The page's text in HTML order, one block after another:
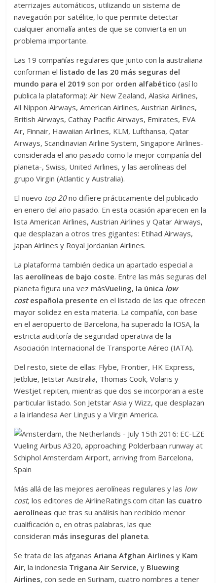
aterrizajes automáticos, utilizando un sistema de
navegación por satélite, lo que permite detectar
cualquier anomalía antes de que se convierta en un
problema importante.
Las 19 compañías regulares que junto con la australiana
conforman el listado de las 20 más seguras del
mundo para el 2019 son por orden alfabético(así lo
publica la plataforma): Air New Zealand, Alaska Airlines,
All Nippon Airways, American Airlines, Austrian Airlines,
British Airways, Cathay Pacific Airways, Emirates, EVA
Air, Finnair, Hawaiian Airlines, KLM, Lufthansa, Qatar
Airways, Scandinavian Airline System, Singapore Airlines-
considerada el año pasado como la mejor compañía del
planeta-, Swiss, United Airlines, y las aerolíneas del
grupo Virgin (Atlantic y Australia).
El nuevo top 20no difiere prácticamente del publicado
en enero del año pasado. En esta ocasión aparecen en la
lista American Airlines, Austrian Airlines y Qatar Airways,
que desplazan a otros tres gigantes: Etihad Airways,
Japan Airlines y Royal Jordanian Airlines.
La plataforma también dedica un apartado especial a
las aerolíneas de bajo coste. Entre las más seguras del
planeta figura una vez másVueling, la única low
costespañola presenteen el listado de las que ofrecen
mayor solidez en esta materia. La compañía, con base
en el aeropuerto de Barcelona, ha superado la IOSA, la
estricta auditoría de seguridad operativa de la
Asociación Internacional de Transporte Aéreo (IATA).
Del resto, siete de ellas: Flybe, Frontier, HK Express,
Jetblue, Jetstar Australia, Thomas Cook, Volaris y
Westjet repiten, mientras que dos se incorporan a este
particular listado. Son Jetstar Asia y Wizz, que desplazan
a la irlandesa Aer Lingus y a Virgin America.
Más allá de las mejores aerolíneas regulares y las low
cost, los editores de AirlineRatings.com citan las cuatro
aerolíneasque tras su análisis han recibido menor
cualificación o, en otras palabras, las que
consideran más inseguras del planeta.
Se trata de las afganas Ariana Afghan Airlinesy Kam
Air, la indonesia Trigana Air Service, y Bluewing
Airlines, con sede en Surinam, cuatro nombres a tener